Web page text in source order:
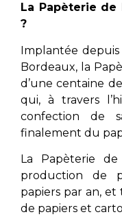
La Papèterie de
?
Implantée depuis
Bordeaux, la
d’une centaine
qui, à travers
confection de
finalement du
La Papèterie
production de
papiers par an,
de papiers et